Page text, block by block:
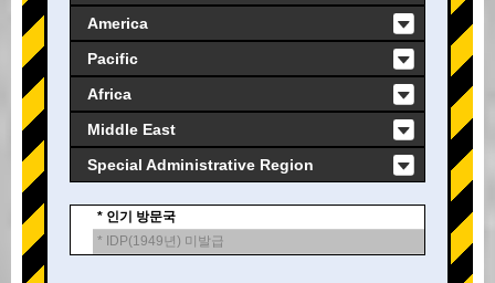
America
Pacific
Africa
Middle East
Special Administrative Region
* 인기 방문국
* IDP(1949년) 미발급